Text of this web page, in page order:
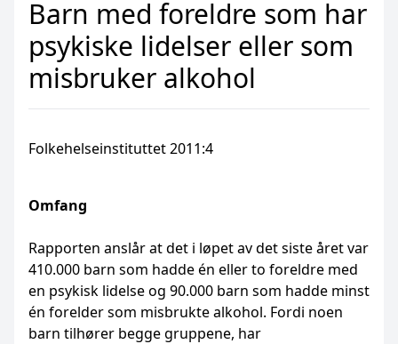
Barn med foreldre som har
psykiske lidelser eller som
misbruker alkohol
Folkehelseinstituttet 2011:4
Omfang
Rapporten anslår at det i løpet av det siste året var
410.000 barn som hadde én eller to foreldre med
en psykisk lidelse og 90.000 barn som hadde minst
én forelder som misbrukte alkohol. Fordi noen
barn tilhører begge gruppene, har